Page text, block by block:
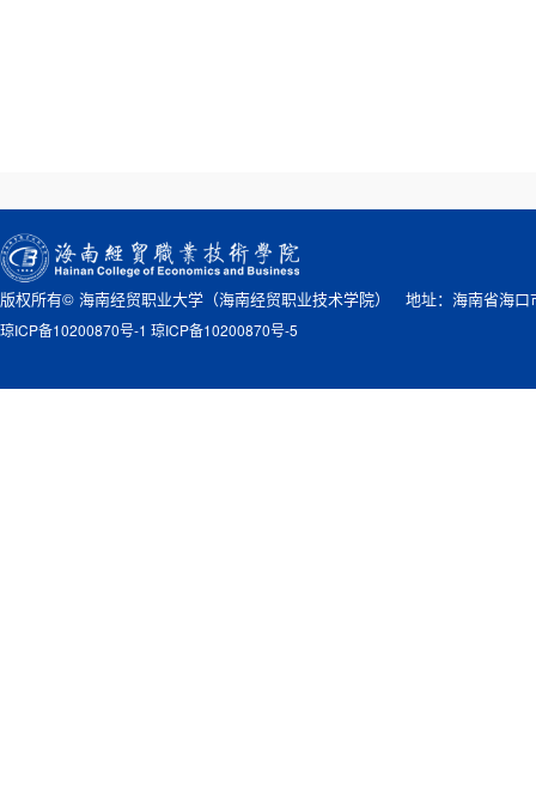
版权所有© 海南经贸职业大学（海南经贸职业技术学院） 地址：海南省海
琼ICP备10200870号-1 琼ICP备10200870号-5